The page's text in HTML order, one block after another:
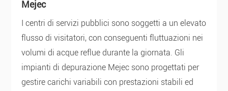
Mejec
I centri di servizi pubblici sono soggetti a un elevato
flusso di visitatori, con conseguenti fluttuazioni nei
volumi di acque reflue durante la giornata. Gli
impianti di depurazione Mejec sono progettati per
gestire carichi variabili con prestazioni stabili ed